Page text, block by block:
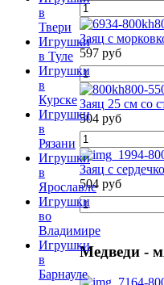
Заяц с
597 руб
Заяц 25 см со
504 руб
Заяц с
504 руб
Медведи-
в
Твери
Игрушки
в Туле
Игрушки
в
Курске
Игрушки
в
Рязани
Игрушки
в
Ярославле
Игрушки
во
Владимире
Игрушки
в
Барнауле